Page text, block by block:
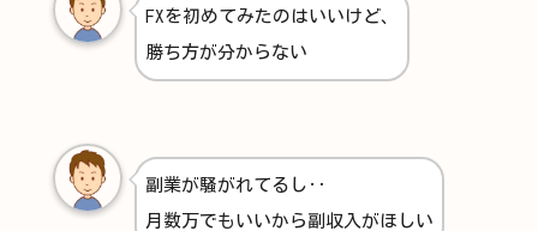
FXを初めてみたのはいいけど、
勝ち方が分からない
副業が騒がれてるし‥
月数万でもいいから副収入がほしい